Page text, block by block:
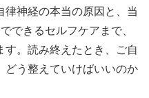
律神経の本当の原因と、当
できるセルフケアまで、
す。読み終えたとき、ご自
どう整えていけばいいのか